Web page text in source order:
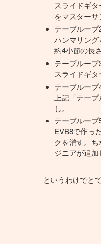
スライドギ
をマスター
テープループ
ハンマリン
約4小節の長
テープループ
スライドギ
テープループ
上記「テー
し。
テープループ
EVB8で作っ
クを消す。
ジニアが追
というわけでと